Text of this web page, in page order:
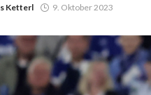
Ketterl 9. Oktober 2023